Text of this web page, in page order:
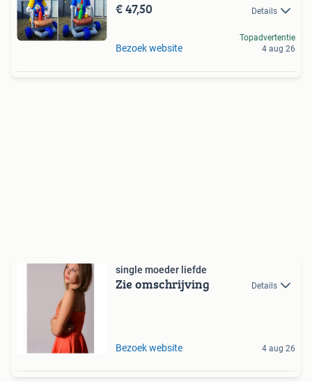
€ 47,50 Details
Bezoek website
Topadvertentie
4 aug 26
single moeder liefde
Zie omschrijving Details
Bezoek website 4 aug 26